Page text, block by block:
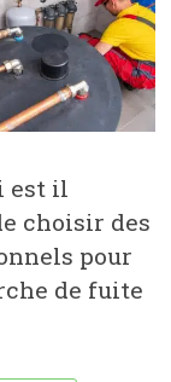
est il
choisir des
pour
de fuite